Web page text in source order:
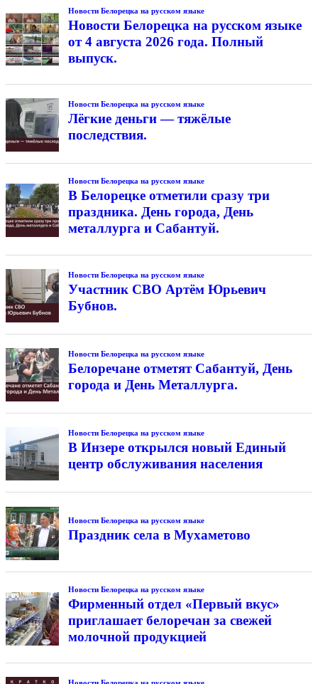
Новости Белорецка на русском языке
Новости Белорецка на русском языке
от 4 августа 2026 года. Полный
выпуск.
Новости Белорецка на русском языке
Лёгкие деньги — тяжёлые
последствия.
Новости Белорецка на русском языке
В Белорецке отметили сразу три
праздника. День города, День
металлурга и Сабантуй.
Новости Белорецка на русском языке
Участник СВО Артём Юрьевич
Бубнов.
Новости Белорецка на русском языке
Белоречане отметят Сабантуй, День
города и День Металлурга.
Новости Белорецка на русском языке
В Инзере открылся новый Единый
центр обслуживания населения
Новости Белорецка на русском языке
Праздник села в Мухаметово
Новости Белорецка на русском языке
Фирменный отдел «Первый вкус»
приглашает белоречан за свежей
молочной продукцией